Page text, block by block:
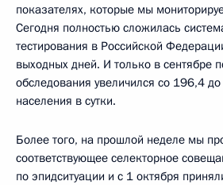
показателях, которые мы
Сегодня полностью сложилась
тестирования в Российской
выходных дней. И только в сентябре
обследования увеличился со 196,4
населения в сутки.
Более того, на прошлой неделе мы
соответствующее селекторное
по эпидситуации и с 1 октября